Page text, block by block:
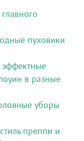
пуховики
в разные
уборы
преппи и